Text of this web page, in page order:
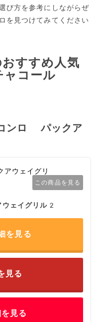
び方を参考にしながらぜ
を見つけてみてください
すすめ人気
コール
ンロ パックア
この商品を見る
ェイグリル2
を見る
見る
見る